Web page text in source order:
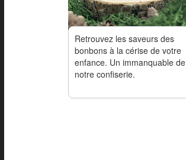
Retrouvez les saveurs des
bonbons à la cérise de votre
enfance. Un immanquable de
notre confiserie.